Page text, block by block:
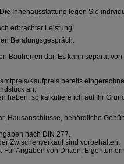
Innenausstattung legen Sie
erbrachter Leistung!
Beratungsgespräch.
Bauherren dar. Es kann separat
Kaufpreis bereits
an.
haben, so kalkuliere ich auf Ihr
Hausanschlüsse, behördliche
nach DIN 277.
Zwischenverkauf sind vorbehalten.
Angaben von Dritten,